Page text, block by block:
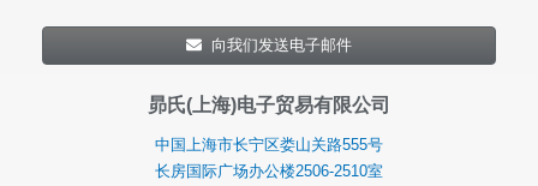
向我们发送电子邮件
昴氏(上海)电子贸易有限公司
中国上海市长宁区娄山关路555号
长房国际广场办公楼2506-2510室